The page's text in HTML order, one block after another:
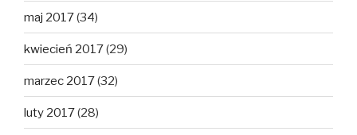
maj 2017(34)
kwiecień 2017(29)
marzec 2017(32)
luty 2017(28)